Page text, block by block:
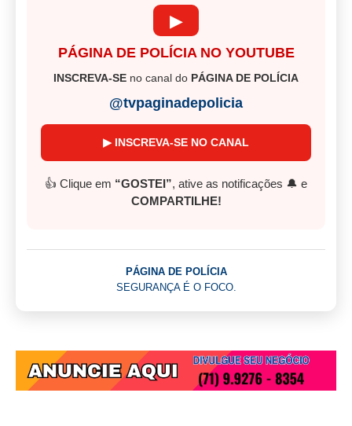
▶
PÁGINA DE POLÍCIA NO YOUTUBE
INSCREVA-SE no canal do PÁGINA DE POLÍCIA
@tvpaginadepolicia
▶ INSCREVA-SE NO CANAL
👍 Clique em “GOSTEI”, ative as notificações 🔔 e
COMPARTILHE!
PÁGINA DE POLÍCIA
SEGURANÇA É O FOCO.